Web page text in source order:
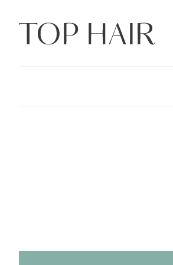
Inhalt
springen